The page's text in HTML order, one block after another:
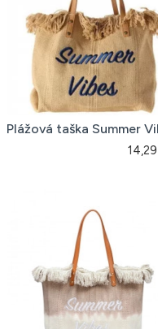
Plážová taška Summer